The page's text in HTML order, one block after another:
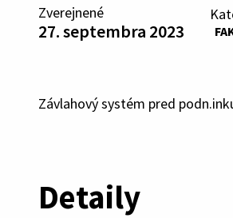
Zverejnené
27. septembra 2023
Závlahový systém pred
Detaily